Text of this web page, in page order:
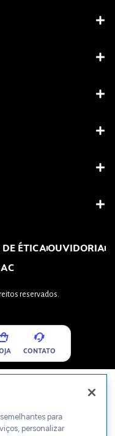
ÉTICAOUVIDORIA
reservados.
CONTATO
para
personalizar